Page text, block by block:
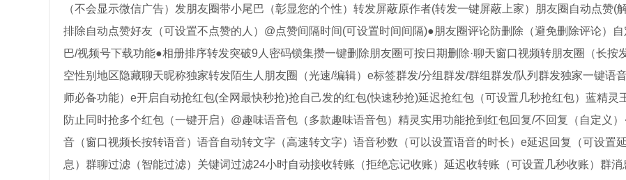
（不会显示微信广告）发朋友圈带小尾巴（彰显您的个性）转发屏蔽原作者(转发一键屏蔽上家）朋友圈自动点赞(
排除自动点赞好友（可设置不点赞的人）@点赞间隔时间(可设置时间间隔)●朋友圈评论防删除（避免删除评论）
巴/视频号下载功能●相册排序转发突破9人密码锁集攒一键删除朋友圈可按日期删除·聊天窗口视频转朋友圈（长按
空性别地区隐藏聊天昵称独家转发陌生人朋友圈（光速/编辑）e标签群发/分组群发/群组群发/队列群发独家一键语
师必备功能）e开启自动抢红包(全网最快秒抢)抢自己发的红包(快速秒抢)延迟抢红包（可设置几秒抢红包）蓝精灵
防止同时抢多个红包（一键开启）@趣味语音包（多款趣味语音包）精灵实用功能抢到红包回复/不回复（自定义）
音（窗口视频长按转语音）语音自动转文字（高速转文字）语音秒数（可以设置语音的时长）e延迟回复（可设置
息）群聊过滤（智能过滤）关键词过滤24小时自动接收转账（拒绝忘记收账）延迟收转账（可设置几秒收账）群消